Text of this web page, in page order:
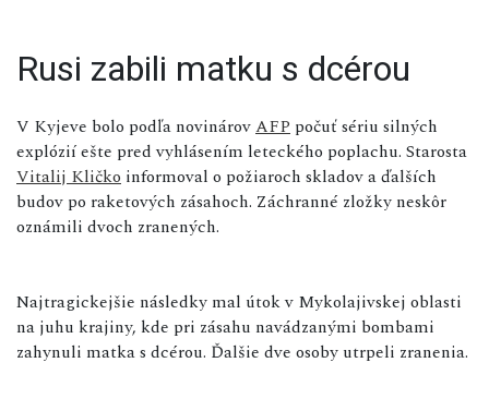
Rusi zabili matku s dcérou
V Kyjeve bolo podľa novinárovAFP počuť sériu silných
explózií ešte pred vyhlásením leteckého poplachu. Starosta
Vitalij Kličko informoval o požiaroch skladov a ďalších
budov po raketových zásahoch. Záchranné zložky neskôr
oznámili dvoch zranených.
Najtragickejšie následky mal útok v Mykolajivskej oblasti
na juhu krajiny, kde pri zásahu navádzanými bombami
zahynuli matka s dcérou. Ďalšie dve osoby utrpeli zranenia.